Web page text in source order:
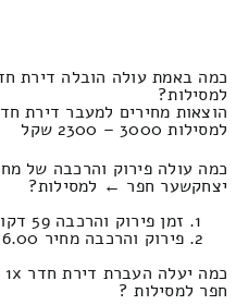
למסילות?
למסילות 3000 – 2300 שקל
יצחקשער חפר ← למסילות?
זמן פירוק והרכבה 59 דקות 36 שניות
פירוק והרכבה מחיר 576.00
חפר למסילות ?